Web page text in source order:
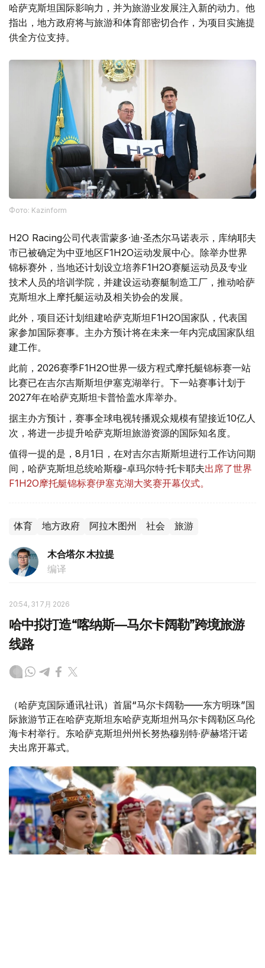
哈萨克斯坦国际影响力，并为旅游业发展注入新的动力。他
指出，地方政府将与旅游和体育部密切合作，为项目实施提
供全方位支持。
Фото: Kazinform
H2O Racing公司代表雷蒙多·迪·圣杰尔马诺表示，库纳耶夫
市已被确定为中亚地区F1H2O运动发展中心。除举办世界
锦标赛外，当地还计划设立培养F1H2O赛艇运动员及专业
技术人员的培训学院，并建设运动赛艇制造工厂，推动哈萨
克斯坦水上摩托艇运动及相关协会的发展。
此外，项目还计划组建哈萨克斯坦F1H2O国家队，代表国
家参加国际赛事。主办方预计将在未来一年内完成国家队组
建工作。
此前，2026赛季F1H2O世界一级方程式摩托艇锦标赛一站
比赛已在吉尔吉斯斯坦伊塞克湖举行。下一站赛事计划于
2027年在哈萨克斯坦卡普恰盖水库举办。
据主办方预计，赛事全球电视转播观众规模有望接近10亿人
次，将进一步提升哈萨克斯坦旅游资源的国际知名度。
值得一提的是，8月1日，在对吉尔吉斯斯坦进行工作访问期
间，哈萨克斯坦总统哈斯穆-卓玛尔特·托卡耶夫出席了世界
F1H2O摩托艇锦标赛伊塞克湖大奖赛开幕仪式。
体育 地方政府 阿拉木图州 社会 旅游
木合塔尔 木拉提
编译
20:54, 31 7月 2026
哈中拟打造“喀纳斯—马尔卡阔勒”跨境旅游
线路
（哈萨克国际通讯社讯）首届“马尔卡阔勒——东方明珠”国
际旅游节正在哈萨克斯坦东哈萨克斯坦州马尔卡阔勒区乌伦
海卡村举行。东哈萨克斯坦州州长努热穆别特·萨赫塔汗诺
夫出席开幕式。